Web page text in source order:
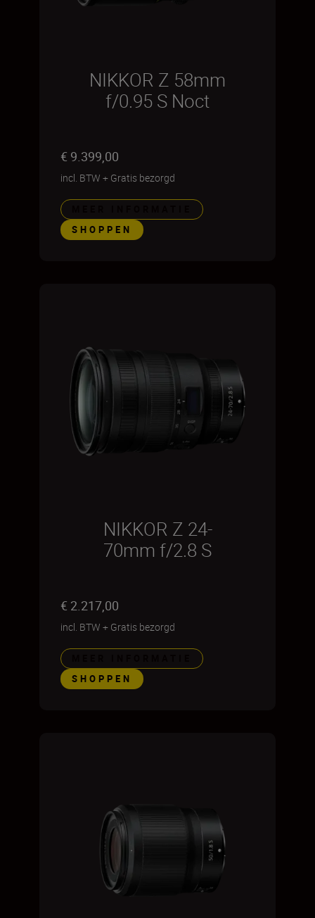
NIKKOR Z 58mm
f/0.95 S Noct
€ 9.399,00
incl. BTW + Gratis bezorgd
SHOPPEN
NIKKOR Z 24-
70mm f/2.8 S
€ 2.217,00
incl. BTW + Gratis bezorgd
SHOPPEN